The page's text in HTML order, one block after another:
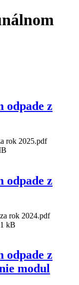
odpade z
rok 2025.pdf
odpade z
rok 2024.pdf
kB
odpade z
modul